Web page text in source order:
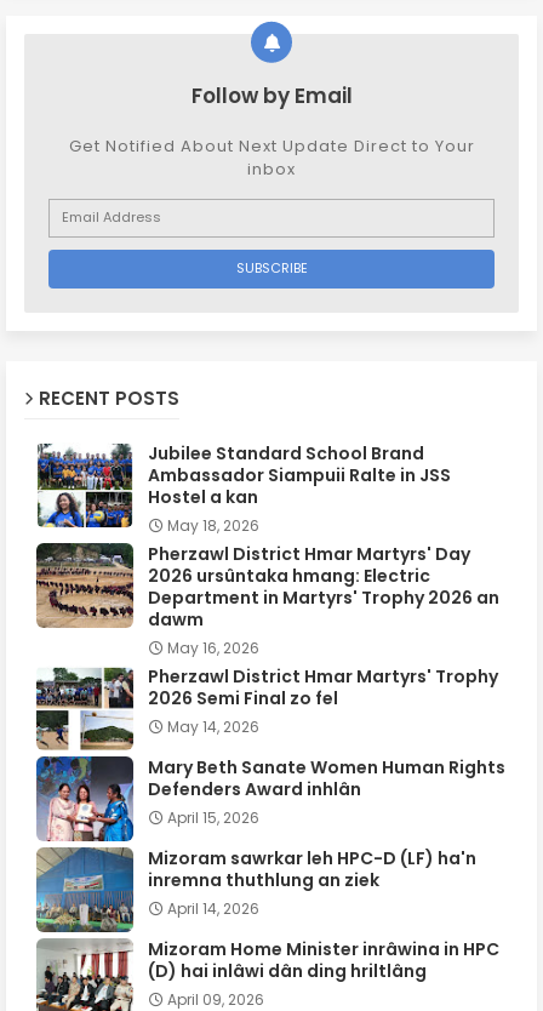
Follow by Email
Get Notified About Next Update Direct to Your
inbox
RECENT POSTS
Jubilee Standard School Brand
Ambassador Siampuii Ralte in JSS
Hostel a kan
May 18, 2026
Pherzawl District Hmar Martyrs' Day
2026 ursûntaka hmang: Electric
Department in Martyrs' Trophy 2026 an
dawm
May 16, 2026
Pherzawl District Hmar Martyrs' Trophy
2026 Semi Final zo fel
May 14, 2026
Mary Beth Sanate Women Human Rights
Defenders Award inhlân
April 15, 2026
Mizoram sawrkar leh HPC-D (LF) ha'n
inremna thuthlung an ziek
April 14, 2026
Mizoram Home Minister inrâwina in HPC
(D) hai inlâwi dân ding hriltlâng
April 09, 2026